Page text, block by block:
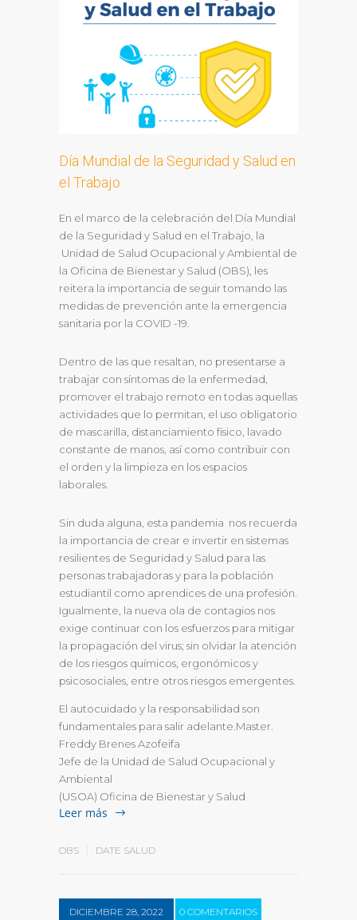
Día Mundial de la Seguridad y Salud en
el Trabajo
En el marco de la celebración del Día Mundial
de la Seguridad y Salud en el Trabajo, la
Unidad de Salud Ocupacional y Ambiental de
la Oficina de Bienestar y Salud (OBS), les
reitera la importancia de seguir tomando las
medidas de prevención ante la emergencia
sanitaria por la COVID -19.
Dentro de las que resaltan, no presentarse a
trabajar con síntomas de la enfermedad,
promover el trabajo remoto en todas aquellas
actividades que lo permitan, el uso obligatorio
de mascarilla, distanciamiento físico, lavado
constante de manos, así como contribuir con
el orden y la limpieza en los espacios
laborales.
Sin duda alguna, esta pandemia nos recuerda
la importancia de crear e invertir en sistemas
resilientes de Seguridad y Salud para las
personas trabajadoras y para la población
estudiantil como aprendices de una profesión.
Igualmente, la nueva ola de contagios nos
exige continuar con los esfuerzos para mitigar
la propagación del virus; sin olvidar la atención
de los riesgos químicos, ergonómicos y
psicosociales, entre otros riesgos emergentes.
El autocuidado y la responsabilidad son
fundamentales para salir adelante.Master.
Freddy Brenes Azofeifa
Jefe de la Unidad de Salud Ocupacional y
Ambiental
(USOA) Oficina de Bienestar y Salud
Leer más
OBS DATE SALUD
DICIEMBRE 28, 2022 0 COMENTARIOS